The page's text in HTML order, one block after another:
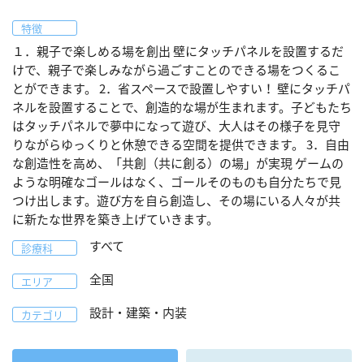
特徴
１．親子で楽しめる場を創出 壁にタッチパネルを設置するだ
けで、親子で楽しみながら過ごすことのできる場をつくるこ
とができます。 2．省スペースで設置しやすい！ 壁にタッチパ
ネルを設置することで、創造的な場が生まれます。子どもたち
はタッチパネルで夢中になって遊び、大人はその様子を見守
りながらゆっくりと休憩できる空間を提供できます。 3．自由
な創造性を高め、「共創（共に創る）の場」が実現 ゲームの
ような明確なゴールはなく、ゴールそのものも自分たちで見
つけ出します。遊び方を自ら創造し、その場にいる人々が共
に新たな世界を築き上げていきます。
診療科 すべて
エリア 全国
カテゴリ 設計・建築・内装